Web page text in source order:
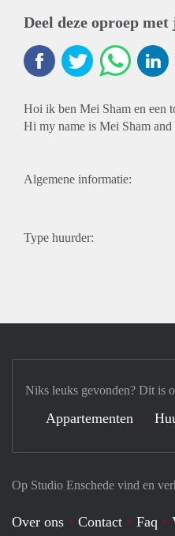
Deel deze oproep
Hoi ik ben Mei Sham en een
Hi my name is Mei Sham
Algemene informatie:
Type huurder:
Op Studio Enschede vind en
Over ons Contact Faq
Niks leuks gevonden? Dit is
Appartementen